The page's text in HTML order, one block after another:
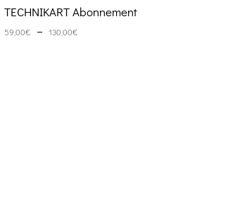
TECHNIKART Abonnement
59,00€ – 130,00€